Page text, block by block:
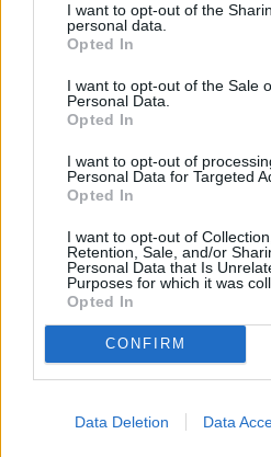
I want to opt-out of the
personal data.
Opted In
I want to opt-out of the Sale
Personal Data.
Opted In
I want to opt-out of
Personal Data for Targeted
Opted In
I want to opt-out of
Retention, Sale, and/or
Personal Data that Is
Purposes for which it was
Opted In
CONFIRM
Data Deletion Data
Πριν 4 ημέρες
Οδηγοί Δασικών
ανθυγιεινό επίδομα